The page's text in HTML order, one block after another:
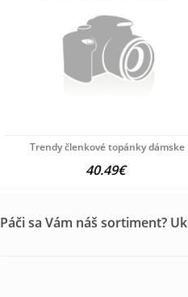
Trendy členkové topánky dámske
40.49€
Páči sa Vám náš sortiment?